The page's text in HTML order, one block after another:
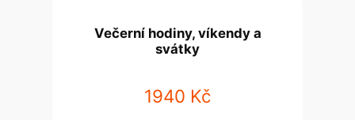
Večerní hodiny, víkendy a
svátky
1940 Kč